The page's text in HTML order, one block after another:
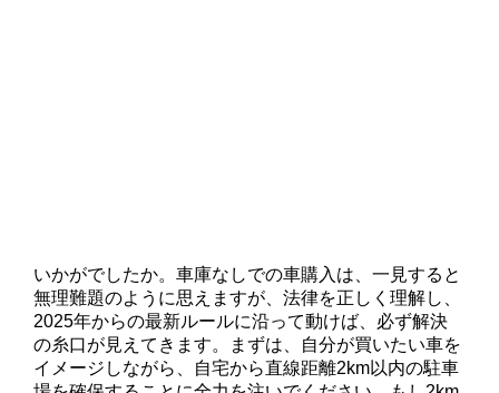
いかがでしたか。車庫なしでの車購入は、一見すると
無理難題のように思えますが、法律を正しく理解し、
2025年からの最新ルールに沿って動けば、必ず解決
の糸口が見えてきます。まずは、自分が買いたい車を
イメージしながら、自宅から直線距離2km以内の駐車